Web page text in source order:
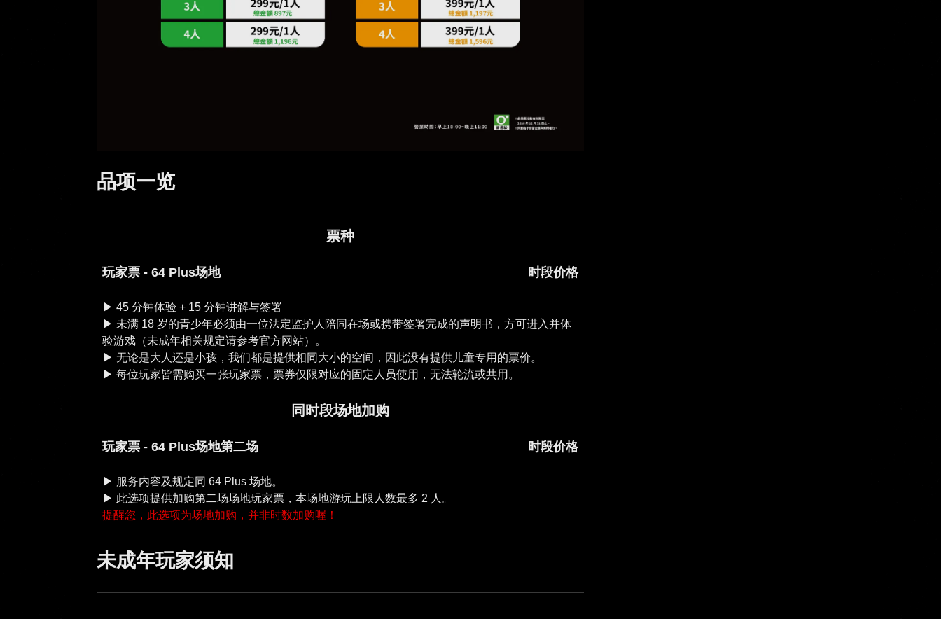
品项一览
票种
玩家票 - 64 Plus场地 时段价格
▶︎ 45 分钟体验 + 15 分钟讲解与签署
▶︎ 未满 18 岁的青少年必须由一位法定监护人陪同在场或携带签署完成的声明书，方可进入并体
验游戏（未成年相关规定请参考官方网站）。
▶︎ 无论是大人还是小孩，我们都是提供相同大小的空间，因此没有提供儿童专用的票价。
同时段场地加购
玩家票 - 64 Plus场地第二场 时段价格
▶︎ 服务内容及规定同 64 Plus 场地。
提醒您，此选项为场地加购，并非时数加购喔！
未成年玩家须知